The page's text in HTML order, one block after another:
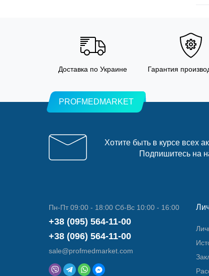
Доставка по Украине Гарантия
PROFMEDMARKET
Хотите быть в курсе всех
Подпишитесь на
Пн-Пт 09:00 - 18:00 Сб-Вс 10:00 - 16:00
+38 (095) 564-11-00
+38 (096) 564-11-00
sale@profmedmarket.com